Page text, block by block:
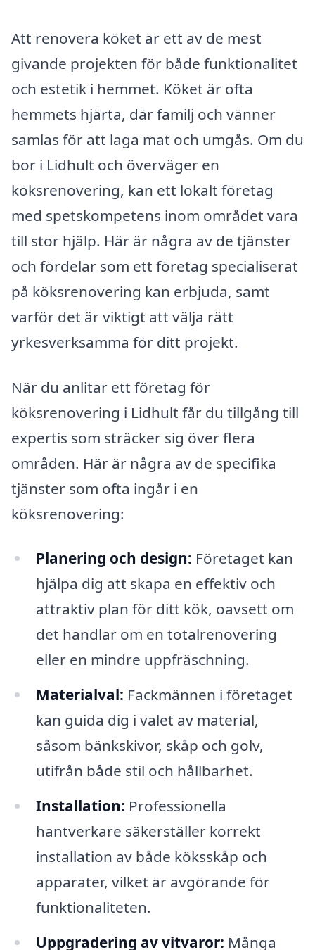
Att renovera köket är ett av de mest
givande projekten för både funktionalitet
och estetik i hemmet. Köket är ofta
hemmets hjärta, där familj och vänner
samlas för att laga mat och umgås. Om du
bor i Lidhult och överväger en
köksrenovering, kan ett lokalt företag
med spetskompetens inom området vara
till stor hjälp. Här är några av de tjänster
och fördelar som ett företag specialiserat
på köksrenovering kan erbjuda, samt
varför det är viktigt att välja rätt
yrkesverksamma för ditt projekt.
När du anlitar ett företag för
köksrenovering i Lidhult får du tillgång till
expertis som sträcker sig över flera
områden. Här är några av de specifika
tjänster som ofta ingår i en
köksrenovering:
Planering och design: Företaget kan
hjälpa dig att skapa en effektiv och
attraktiv plan för ditt kök, oavsett om
det handlar om en totalrenovering
eller en mindre uppfräschning.
Materialval: Fackmännen i företaget
kan guida dig i valet av material,
såsom bänkskivor, skåp och golv,
utifrån både stil och hållbarhet.
Installation: Professionella
hantverkare säkerställer korrekt
installation av både köksskåp och
apparater, vilket är avgörande för
funktionaliteten.
Uppgradering av vitvaror: Många